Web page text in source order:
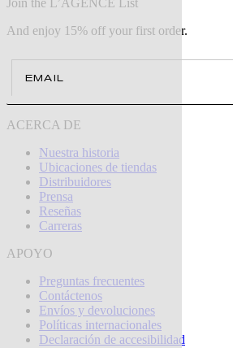
Join the L’AGENCE List
And enjoy 15% off your first order.
ACERCA DE
Nuestra historia
Ubicaciones de tiendas
Distribuidores
Prensa
Reseñas
Carreras
APOYO
Preguntas frecuentes
Contáctenos
Envíos y devoluciones
Políticas internacionales
Declaración de accesibilidad